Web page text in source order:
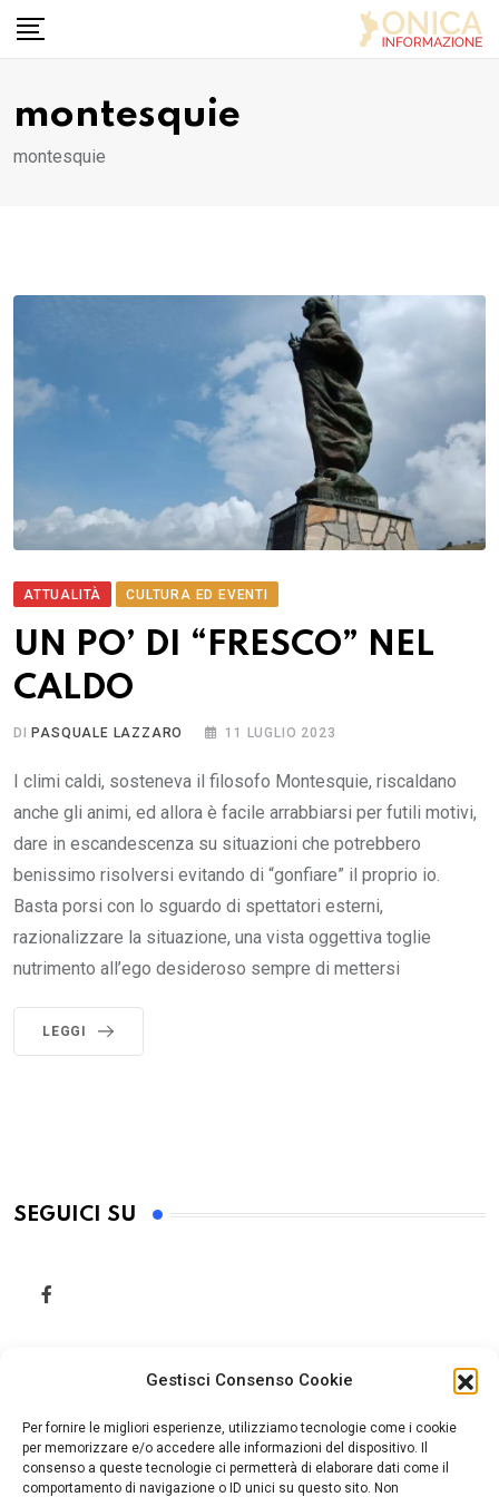
Gestisci Consenso Cookie
Per fornire le migliori esperienze, utilizziamo tecnologie come i cookie
per memorizzare e/o accedere alle informazioni del dispositivo. Il
consenso a queste tecnologie ci permetterà di elaborare dati come il
comportamento di navigazione o ID unici su questo sito. Non
Skip
montesquie
montesquie
ATTUALITÀ CULTURA ED EVENTI
UN PO’ DI “FRESCO” NEL
CALDO
DI PASQUALE LAZZARO 11 LUGLIO 2023
I climi caldi, sosteneva il filosofo Montesquie, riscaldano
anche gli animi, ed allora è facile arrabbiarsi per futili motivi,
dare in escandescenza su situazioni che potrebbero
benissimo risolversi evitando di “gonfiare” il proprio io.
Basta porsi con lo sguardo di spettatori esterni,
razionalizzare la situazione, una vista oggettiva toglie
nutrimento all’ego desideroso sempre di mettersi
LEGGI
SEGUICI SU